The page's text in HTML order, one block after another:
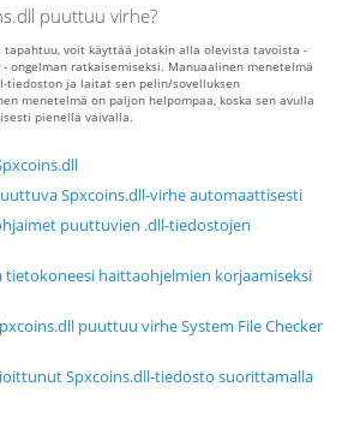
puuttuu virhe?
tapahtuu, voit käyttää jotakin alla olevista tavoista -
ratkaisemiseksi. Manuaalinen menetelmä
tiedoston ja laitat sen pelin/sovelluksen
menetelmä on paljon helpompaa, koska sen avulla
pienellä vaivalla.
Spxcoins.dll-virhe automaattisesti
puuttuvien .dll-tiedostojen
tietokoneesi haittaohjelmien korjaamiseksi
puuttuu virhe System File Checker
Spxcoins.dll-tiedosto suorittamalla